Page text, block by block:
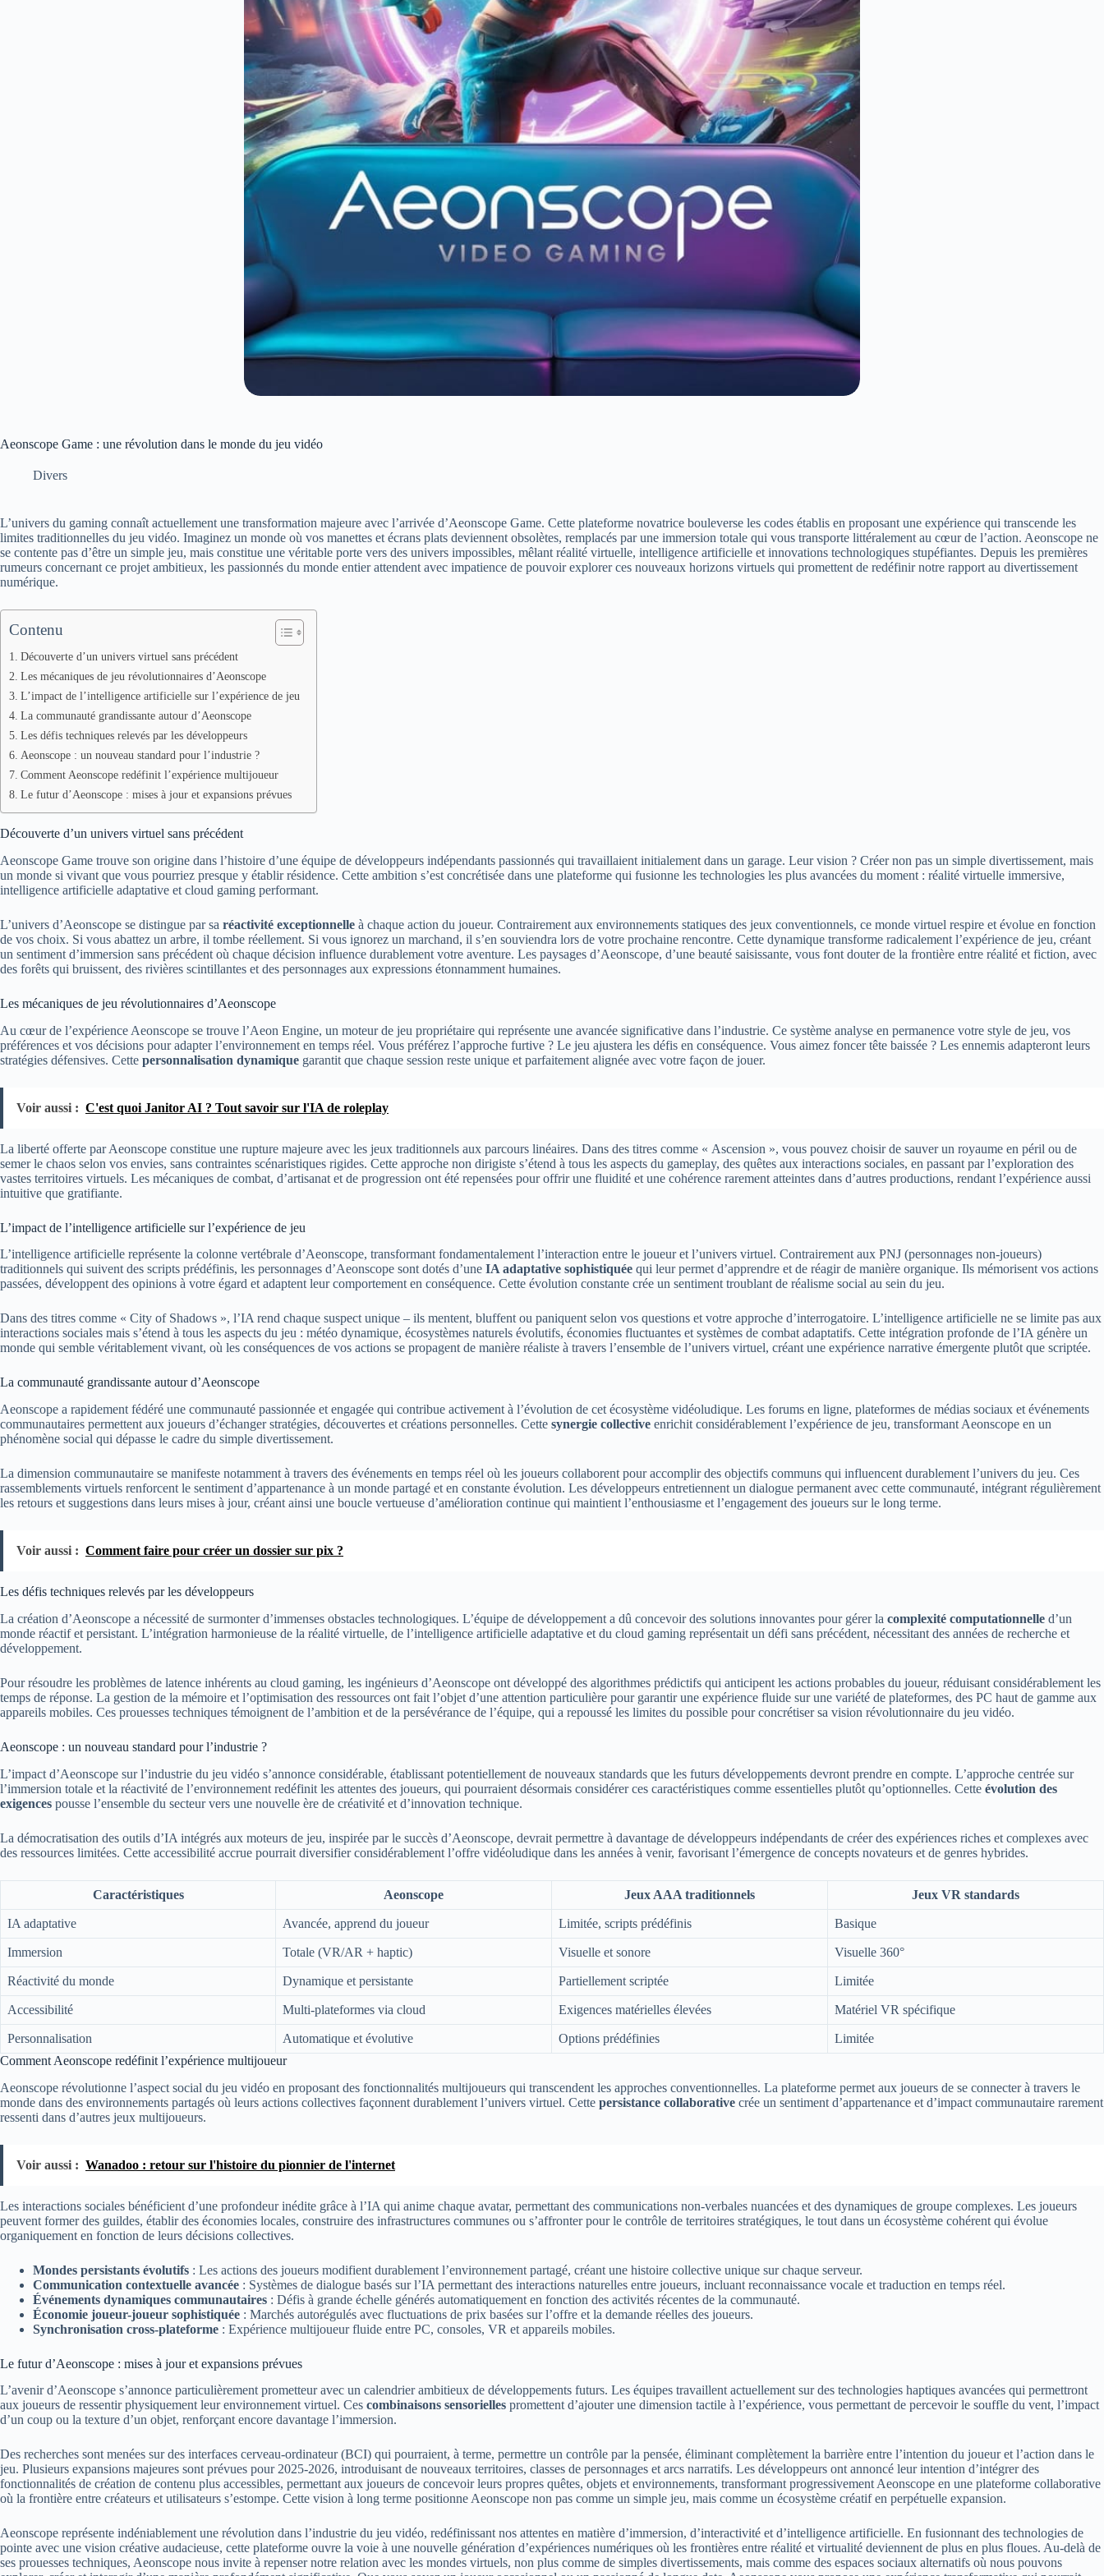
Aeonscope Game : une révolution dans le monde du jeu vidéo
Divers
L’univers du gaming connaît actuellement une transformation majeure avec l’arrivée d’Aeonscope Game. Cette plateforme novatrice bouleverse les codes établis en proposant une expérience qui transcende les
limites traditionnelles du jeu vidéo. Imaginez un monde où vos manettes et écrans plats deviennent obsolètes, remplacés par une immersion totale qui vous transporte littéralement au cœur de l’action. Aeonscope ne
se contente pas d’être un simple jeu, mais constitue une véritable porte vers des univers impossibles, mêlant réalité virtuelle, intelligence artificielle et innovations technologiques stupéfiantes. Depuis les premières
rumeurs concernant ce projet ambitieux, les passionnés du monde entier attendent avec impatience de pouvoir explorer ces nouveaux horizons virtuels qui promettent de redéfinir notre rapport au divertissement
numérique.
Contenu
Découverte d’un univers virtuel sans précédent
Les mécaniques de jeu révolutionnaires d’Aeonscope
L’impact de l’intelligence artificielle sur l’expérience de jeu
La communauté grandissante autour d’Aeonscope
Les défis techniques relevés par les développeurs
Aeonscope : un nouveau standard pour l’industrie ?
Comment Aeonscope redéfinit l’expérience multijoueur
Le futur d’Aeonscope : mises à jour et expansions prévues
Découverte d’un univers virtuel sans précédent
Aeonscope Game trouve son origine dans l’histoire d’une équipe de développeurs indépendants passionnés qui travaillaient initialement dans un garage. Leur vision ? Créer non pas un simple divertissement, mais
un monde si vivant que vous pourriez presque y établir résidence. Cette ambition s’est concrétisée dans une plateforme qui fusionne les technologies les plus avancées du moment : réalité virtuelle immersive,
intelligence artificielle adaptative et cloud gaming performant.
L’univers d’Aeonscope se distingue par sa réactivité exceptionnelle à chaque action du joueur. Contrairement aux environnements statiques des jeux conventionnels, ce monde virtuel respire et évolue en fonction
de vos choix. Si vous abattez un arbre, il tombe réellement. Si vous ignorez un marchand, il s’en souviendra lors de votre prochaine rencontre. Cette dynamique transforme radicalement l’expérience de jeu, créant
un sentiment d’immersion sans précédent où chaque décision influence durablement votre aventure. Les paysages d’Aeonscope, d’une beauté saisissante, vous font douter de la frontière entre réalité et fiction, avec
des forêts qui bruissent, des rivières scintillantes et des personnages aux expressions étonnamment humaines.
Les mécaniques de jeu révolutionnaires d’Aeonscope
Au cœur de l’expérience Aeonscope se trouve l’Aeon Engine, un moteur de jeu propriétaire qui représente une avancée significative dans l’industrie. Ce système analyse en permanence votre style de jeu, vos
préférences et vos décisions pour adapter l’environnement en temps réel. Vous préférez l’approche furtive ? Le jeu ajustera les défis en conséquence. Vous aimez foncer tête baissée ? Les ennemis adapteront leurs
stratégies défensives. Cette personnalisation dynamique garantit que chaque session reste unique et parfaitement alignée avec votre façon de jouer.
Voir aussi : C'est quoi Janitor AI ? Tout savoir sur l'IA de roleplay
La liberté offerte par Aeonscope constitue une rupture majeure avec les jeux traditionnels aux parcours linéaires. Dans des titres comme « Ascension », vous pouvez choisir de sauver un royaume en péril ou de
semer le chaos selon vos envies, sans contraintes scénaristiques rigides. Cette approche non dirigiste s’étend à tous les aspects du gameplay, des quêtes aux interactions sociales, en passant par l’exploration des
vastes territoires virtuels. Les mécaniques de combat, d’artisanat et de progression ont été repensées pour offrir une fluidité et une cohérence rarement atteintes dans d’autres productions, rendant l’expérience aussi
intuitive que gratifiante.
L’impact de l’intelligence artificielle sur l’expérience de jeu
L’intelligence artificielle représente la colonne vertébrale d’Aeonscope, transformant fondamentalement l’interaction entre le joueur et l’univers virtuel. Contrairement aux PNJ (personnages non-joueurs)
traditionnels qui suivent des scripts prédéfinis, les personnages d’Aeonscope sont dotés d’une IA adaptative sophistiquée qui leur permet d’apprendre et de réagir de manière organique. Ils mémorisent vos actions
passées, développent des opinions à votre égard et adaptent leur comportement en conséquence. Cette évolution constante crée un sentiment troublant de réalisme social au sein du jeu.
Dans des titres comme « City of Shadows », l’IA rend chaque suspect unique – ils mentent, bluffent ou paniquent selon vos questions et votre approche d’interrogatoire. L’intelligence artificielle ne se limite pas aux
interactions sociales mais s’étend à tous les aspects du jeu : météo dynamique, écosystèmes naturels évolutifs, économies fluctuantes et systèmes de combat adaptatifs. Cette intégration profonde de l’IA génère un
monde qui semble véritablement vivant, où les conséquences de vos actions se propagent de manière réaliste à travers l’ensemble de l’univers virtuel, créant une expérience narrative émergente plutôt que scriptée.
La communauté grandissante autour d’Aeonscope
Aeonscope a rapidement fédéré une communauté passionnée et engagée qui contribue activement à l’évolution de cet écosystème vidéoludique. Les forums en ligne, plateformes de médias sociaux et événements
communautaires permettent aux joueurs d’échanger stratégies, découvertes et créations personnelles. Cette synergie collective enrichit considérablement l’expérience de jeu, transformant Aeonscope en un
phénomène social qui dépasse le cadre du simple divertissement.
La dimension communautaire se manifeste notamment à travers des événements en temps réel où les joueurs collaborent pour accomplir des objectifs communs qui influencent durablement l’univers du jeu. Ces
rassemblements virtuels renforcent le sentiment d’appartenance à un monde partagé et en constante évolution. Les développeurs entretiennent un dialogue permanent avec cette communauté, intégrant régulièrement
les retours et suggestions dans leurs mises à jour, créant ainsi une boucle vertueuse d’amélioration continue qui maintient l’enthousiasme et l’engagement des joueurs sur le long terme.
Voir aussi : Comment faire pour créer un dossier sur pix ?
Les défis techniques relevés par les développeurs
La création d’Aeonscope a nécessité de surmonter d’immenses obstacles technologiques. L’équipe de développement a dû concevoir des solutions innovantes pour gérer la complexité computationnelle d’un
monde réactif et persistant. L’intégration harmonieuse de la réalité virtuelle, de l’intelligence artificielle adaptative et du cloud gaming représentait un défi sans précédent, nécessitant des années de recherche et
développement.
Pour résoudre les problèmes de latence inhérents au cloud gaming, les ingénieurs d’Aeonscope ont développé des algorithmes prédictifs qui anticipent les actions probables du joueur, réduisant considérablement les
temps de réponse. La gestion de la mémoire et l’optimisation des ressources ont fait l’objet d’une attention particulière pour garantir une expérience fluide sur une variété de plateformes, des PC haut de gamme aux
appareils mobiles. Ces prouesses techniques témoignent de l’ambition et de la persévérance de l’équipe, qui a repoussé les limites du possible pour concrétiser sa vision révolutionnaire du jeu vidéo.
Aeonscope : un nouveau standard pour l’industrie ?
L’impact d’Aeonscope sur l’industrie du jeu vidéo s’annonce considérable, établissant potentiellement de nouveaux standards que les futurs développements devront prendre en compte. L’approche centrée sur
l’immersion totale et la réactivité de l’environnement redéfinit les attentes des joueurs, qui pourraient désormais considérer ces caractéristiques comme essentielles plutôt qu’optionnelles. Cette évolution des
exigences pousse l’ensemble du secteur vers une nouvelle ère de créativité et d’innovation technique.
La démocratisation des outils d’IA intégrés aux moteurs de jeu, inspirée par le succès d’Aeonscope, devrait permettre à davantage de développeurs indépendants de créer des expériences riches et complexes avec
des ressources limitées. Cette accessibilité accrue pourrait diversifier considérablement l’offre vidéoludique dans les années à venir, favorisant l’émergence de concepts novateurs et de genres hybrides.
Caractéristiques Aeonscope Jeux AAA traditionnels Jeux VR standards
IA adaptative Avancée, apprend du joueur Limitée, scripts prédéfinis Basique
Immersion Totale (VR/AR + haptic) Visuelle et sonore Visuelle 360°
Réactivité du monde Dynamique et persistante Partiellement scriptée Limitée
Accessibilité Multi-plateformes via cloud Exigences matérielles élevées Matériel VR spécifique
Personnalisation Automatique et évolutive Options prédéfinies
Limitée
Comment Aeonscope redéfinit l’expérience multijoueur
Aeonscope révolutionne l’aspect social du jeu vidéo en proposant des fonctionnalités multijoueurs qui transcendent les approches conventionnelles. La plateforme permet aux joueurs de se connecter à travers le
monde dans des environnements partagés où leurs actions collectives façonnent durablement l’univers virtuel. Cette persistance collaborative crée un sentiment d’appartenance et d’impact communautaire rarement
ressenti dans d’autres jeux multijoueurs.
Voir aussi : Wanadoo : retour sur l'histoire du pionnier de l'internet
Les interactions sociales bénéficient d’une profondeur inédite grâce à l’IA qui anime chaque avatar, permettant des communications non-verbales nuancées et des dynamiques de groupe complexes. Les joueurs
peuvent former des guildes, établir des économies locales, construire des infrastructures communes ou s’affronter pour le contrôle de territoires stratégiques, le tout dans un écosystème cohérent qui évolue
organiquement en fonction de leurs décisions collectives.
Mondes persistants évolutifs : Les actions des joueurs modifient durablement l’environnement partagé, créant une histoire collective unique sur chaque serveur.
Communication contextuelle avancée : Systèmes de dialogue basés sur l’IA permettant des interactions naturelles entre joueurs, incluant reconnaissance vocale et traduction en temps réel.
Événements dynamiques communautaires : Défis à grande échelle générés automatiquement en fonction des activités récentes de la communauté.
Économie joueur-joueur sophistiquée : Marchés autorégulés avec fluctuations de prix basées sur l’offre et la demande réelles des joueurs.
Synchronisation cross-plateforme : Expérience multijoueur fluide entre PC, consoles, VR et appareils mobiles.
Le futur d’Aeonscope : mises à jour et expansions prévues
L’avenir d’Aeonscope s’annonce particulièrement prometteur avec un calendrier ambitieux de développements futurs. Les équipes travaillent actuellement sur des technologies haptiques avancées qui permettront
aux joueurs de ressentir physiquement leur environnement virtuel. Ces combinaisons sensorielles promettent d’ajouter une dimension tactile à l’expérience, vous permettant de percevoir le souffle du vent, l’impact
d’un coup ou la texture d’un objet, renforçant encore davantage l’immersion.
Des recherches sont menées sur des interfaces cerveau-ordinateur (BCI) qui pourraient, à terme, permettre un contrôle par la pensée, éliminant complètement la barrière entre l’intention du joueur et l’action dans le
jeu. Plusieurs expansions majeures sont prévues pour 2025-2026, introduisant de nouveaux territoires, classes de personnages et arcs narratifs. Les développeurs ont annoncé leur intention d’intégrer des
fonctionnalités de création de contenu plus accessibles, permettant aux joueurs de concevoir leurs propres quêtes, objets et environnements, transformant progressivement Aeonscope en une plateforme collaborative
où la frontière entre créateurs et utilisateurs s’estompe. Cette vision à long terme positionne Aeonscope non pas comme un simple jeu, mais comme un écosystème créatif en perpétuelle expansion.
Aeonscope représente indéniablement une révolution dans l’industrie du jeu vidéo, redéfinissant nos attentes en matière d’immersion, d’interactivité et d’intelligence artificielle. En fusionnant des technologies de
pointe avec une vision créative audacieuse, cette plateforme ouvre la voie à une nouvelle génération d’expériences numériques où les frontières entre réalité et virtualité deviennent de plus en plus floues. Au-delà de
ses prouesses techniques, Aeonscope nous invite à repenser notre relation avec les mondes virtuels, non plus comme de simples divertissements, mais comme des espaces sociaux alternatifs où nous pouvons